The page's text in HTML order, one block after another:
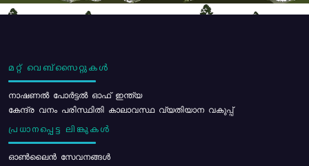
മറ്റ് വെബ്സൈറ്റുകൾ
നാഷണൽ പോർട്ടൽ ഓഫ് ഇന്ത്യ
കേന്ദ്ര വനം പരിസ്ഥിതി കാലാവസ്ഥ വ്യതിയാന വകുപ്പ്
പ്രധാനപ്പെട്ട ലിങ്കുകൾ
ഓൺലൈൻ സേവനങ്ങൾ